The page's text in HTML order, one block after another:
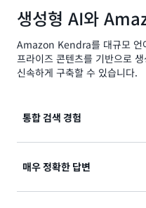
생성형 AI와
Amazon Kendra를 대규모 언
프라이즈 콘텐츠를 기반으로
신속하게 구축할 수 있습니다.
통합 검색 경험
환경을 신속하게 구현할
매우 정확한 답변